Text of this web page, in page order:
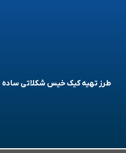
طرز تهیه کیک خیس شکلاتی ساده